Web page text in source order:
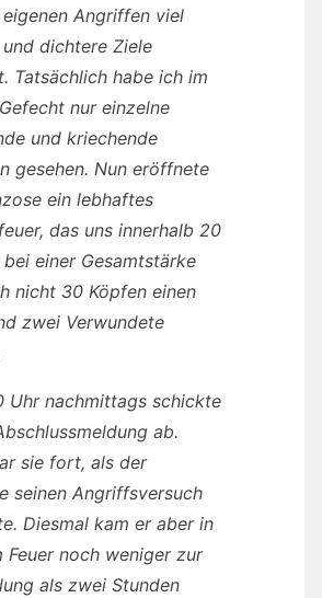
eigenen Angriffen viel
dichtere Ziele
Tatsächlich habe ich im
nur einzelne
und kriechende
gesehen. Nun eröffnete
ein lebhaftes
das uns innerhalb 20
einer Gesamtstärke
nicht 30 Köpfen einen
zwei Verwundete
Uhr nachmittags schickte
ab.
sie fort, als der
seinen Angriffsversuch
Diesmal kam er aber in
Feuer noch weniger zur
als zwei Stunden